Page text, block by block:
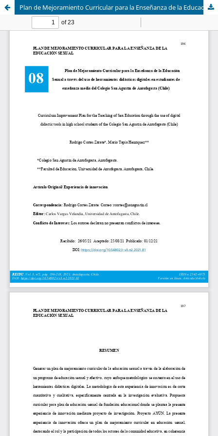
Plan de Mejoramiento Curricular para la Enseñanza de la Educación Sexual a través del uso de herramientas didácticas digitales en estudiantes de enseñanza media del Colegio San Agustín de Antofagasta (Chile).